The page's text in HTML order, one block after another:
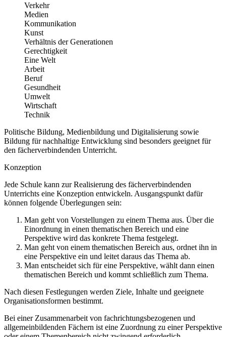
Verkehr
Medien
Kommunikation
Kunst
Verhältnis der Generationen
Gerechtigkeit
Eine Welt
Arbeit
Beruf
Gesundheit
Umwelt
Wirtschaft
Technik
Politische Bildung, Medienbildung und Digitalisierung sowie
Bildung für nachhaltige Entwicklung sind besonders geeignet für
den fächerverbindenden Unterricht.
Konzeption
Jede Schule kann zur Realisierung des fächerverbindenden
Unterrichts eine Konzeption entwickeln. Ausgangspunkt dafür
können folgende Überlegungen sein:
Man geht von Vorstellungen zu einem Thema aus. Über die
Einordnung in einen thematischen Bereich und eine
Perspektive wird das konkrete Thema festgelegt.
Man geht von einem thematischen Bereich aus, ordnet ihn in
eine Perspektive ein und leitet daraus das Thema ab.
Man entscheidet sich für eine Perspektive, wählt dann einen
thematischen Bereich und kommt schließlich zum Thema.
Nach diesen Festlegungen werden Ziele, Inhalte und geeignete
Organisationsformen bestimmt.
Bei einer Zusammenarbeit von fachrichtungsbezogenen und
allgemeinbildenden Fächern ist eine Zuordnung zu einer Perspektive